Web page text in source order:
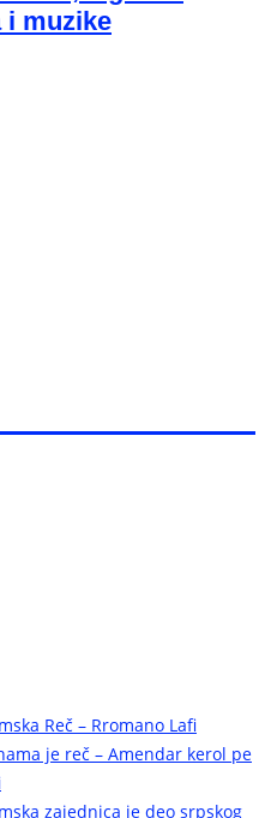
i muzike
Reč – Rromano Lafi
je reč – Amendar kerol pe
zajednica je deo srpskog